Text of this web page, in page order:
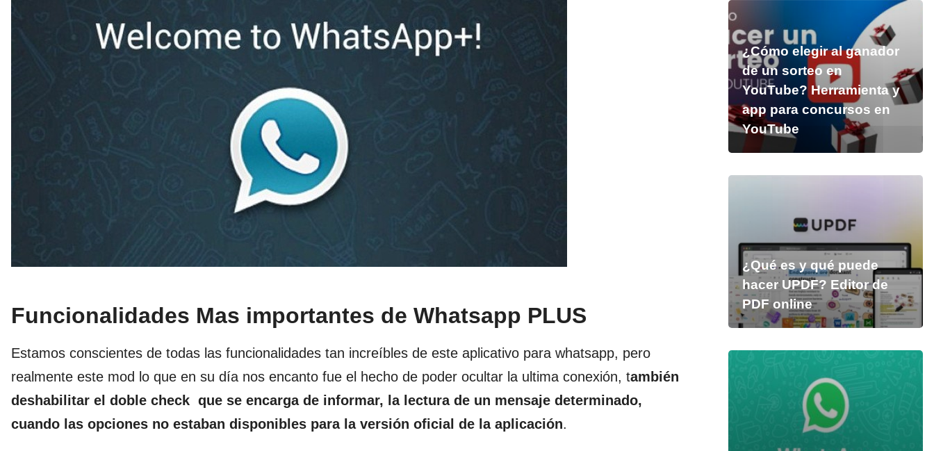
Funcionalidades Mas importantes de Whatsapp PLUS
Estamos conscientes de todas las funcionalidades tan increíbles de este aplicativo para whatsapp, pero
realmente este mod lo que en su día nos encanto fue el hecho de poder ocultar la ultima conexión, también
deshabilitar el doble check que se encarga de informar, la lectura de un mensaje determinado,
cuando las opciones no estaban disponibles para la versión oficial de la aplicación.
¿Cómo elegir al ganador
de un sorteo en
YouTube? Herramienta y
app para concursos en
YouTube
¿Qué es y qué puede
hacer UPDF? Editor de
PDF online